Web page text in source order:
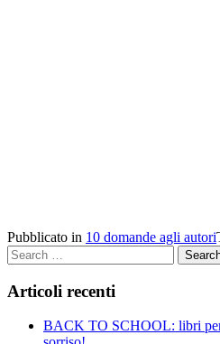
Pubblicato in 10 domande agli autori
Search
Articoli recenti
BACK TO SCHOOL: libri